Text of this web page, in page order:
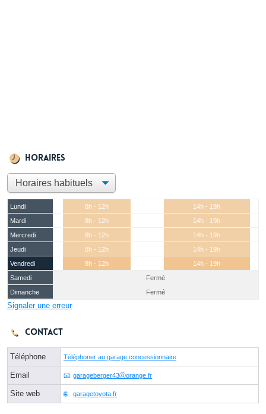
Horaires
Lundi 8h - 12h
14h - 19h
Mardi
8h - 12h
14h - 19h
Mercredi
8h - 12h
14h - 19h
Jeudi
8h - 12h
14h - 19h
Vendredi
8h - 12h
14h - 19h
Samedi
Fermé
Dimanche
Fermé
Signaler une erreur
Contact
Téléphone Téléphoner au garage concessionnaire
Email garageberger43ⓐorange.fr
Site web garagetoyota.fr